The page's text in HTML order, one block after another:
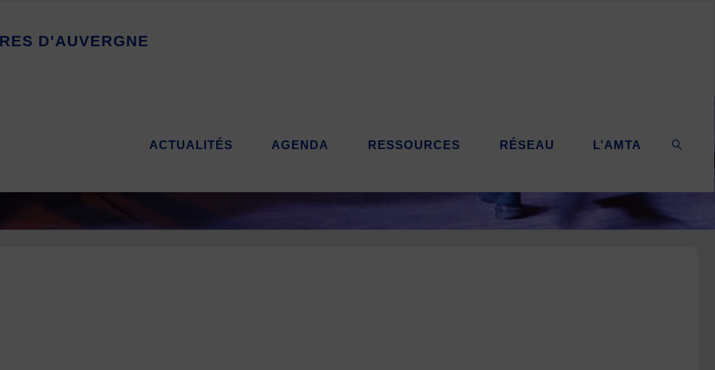
ES D'AUVERGNE
ACTUALITÉS AGENDA RESSOURCES RÉSEAU L’AMTA